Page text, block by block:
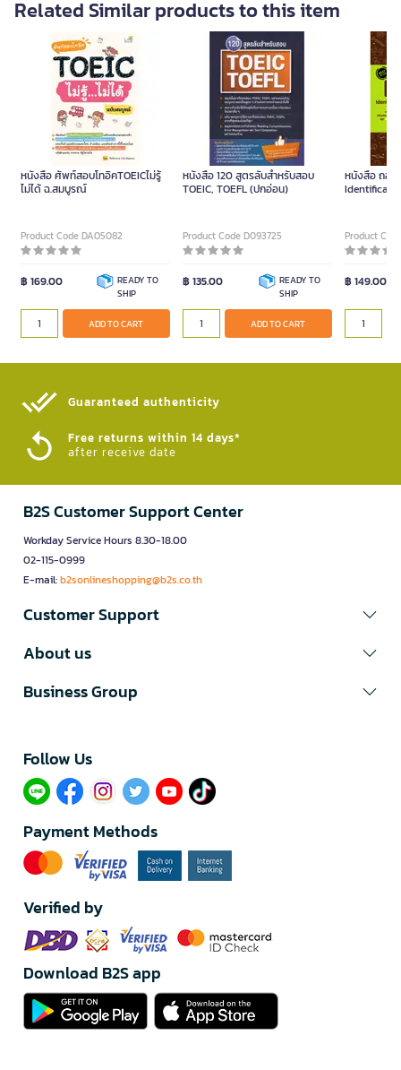
Related Similar products to this item
หนังสือ ศัพท์สอบโทอิคTOEICไม่รู้
ไม่ได้ ฉ.สมบูรณ์
Product Code DA05082
฿ 169.00
READY TO
SHIP
ADD TO CART
หนังสือ 120 สูตรลับสำหรับสอบ
TOEIC, TOEFL (ปกอ่อน)
Product Code D093725
฿ 135.00
READY TO
SHIP
ADD TO CART
หนังสือ ถอด
Product
฿ 149.00
Guaranteed authenticity​
Free returns within 14 days*
after receive date
B2S Customer Support Center
Workday Service Hours 8.30-18.00
02-115-0999
E-mail:b2sonlineshopping@b2s.co.th
Customer Support
About us
Business Group
Follow Us​
Payment Methods
Verified by
Download B2S app